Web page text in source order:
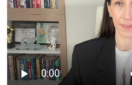
ЗАЙТИ НА ОБУЧЕНИЕ